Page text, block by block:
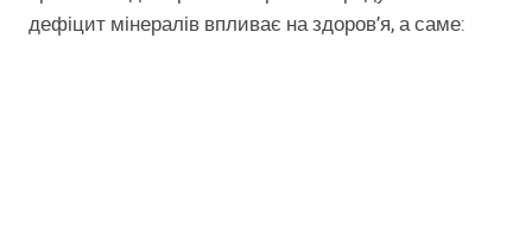
дефіцит мінералів впливає на здоров’я, а саме: